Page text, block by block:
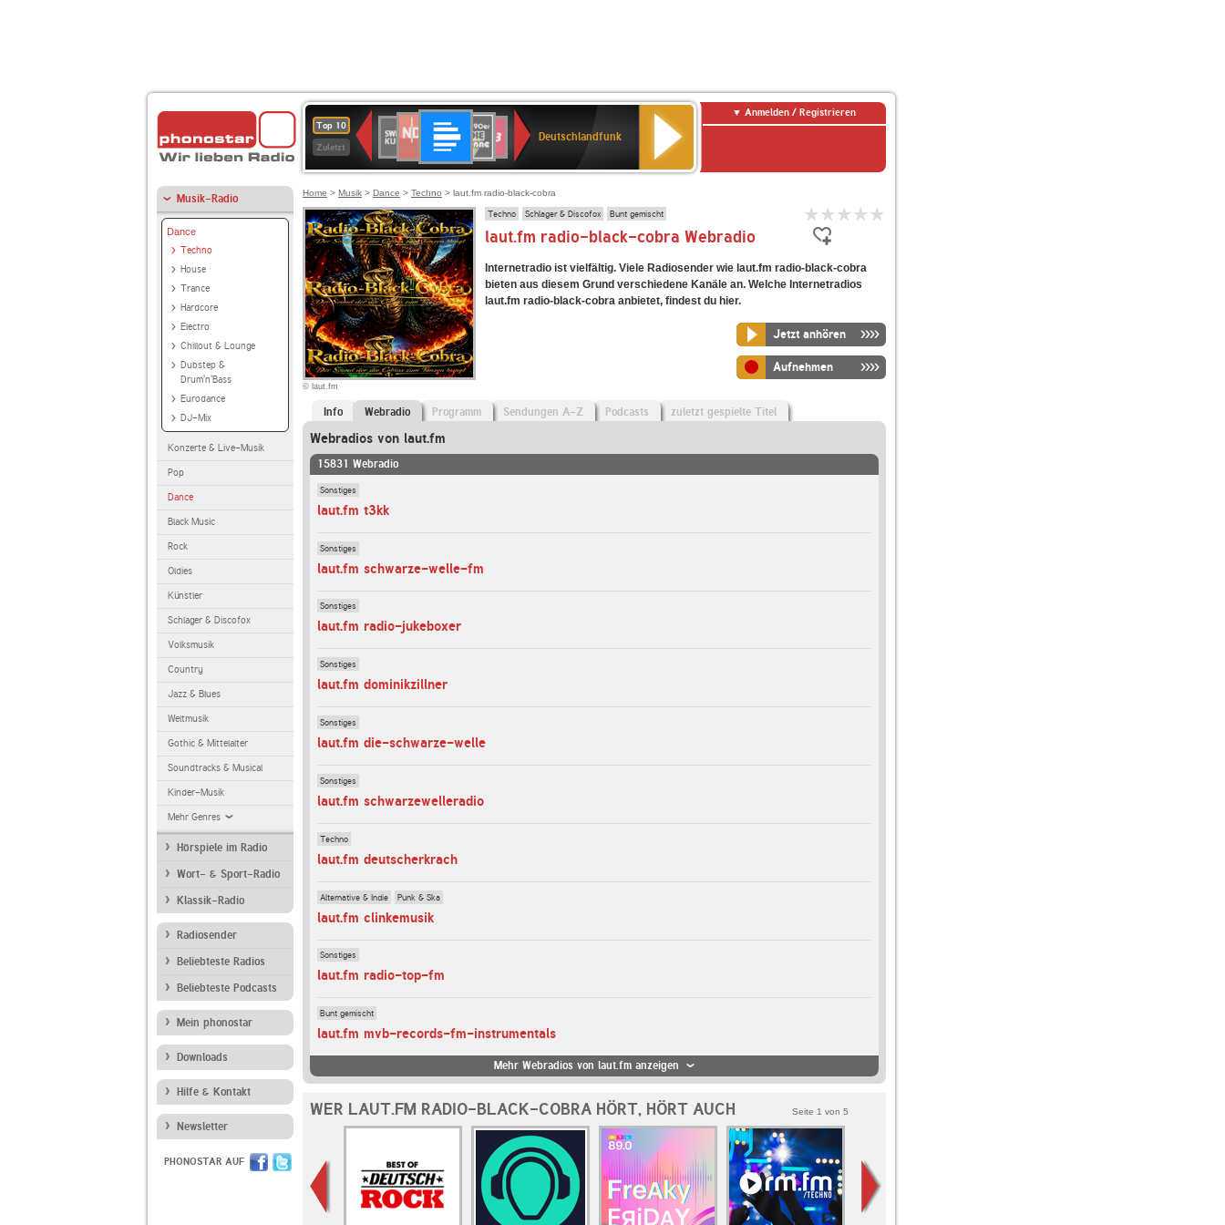
Top 10
Zuletzt
Deutschlandfunk
80er
90er
OLDIE
ANTENNE
SWR3
SWR
Kultur
2
Deutschlandfunk
Anmelden / Registrieren
Musik-Radio
Dance
Techno
House
Trance
Hardcore
Electro
Chillout & Lounge
Dubstep &
Drum'n'Bass
Eurodance
DJ-Mix
Konzerte & Live-Musik
Pop
Dance
Black Music
Rock
Oldies
Künstler
Schlager & Discofox
Volksmusik
Country
Jazz & Blues
Weltmusik
Gothic & Mittelalter
Soundtracks & Musical
Kinder-Musik
Mehr Genres
Hörspiele im Radio
Wort- & Sport-Radio
Klassik-Radio
Radiosender
Beliebteste Radios
Beliebteste Podcasts
Mein phonostar
Downloads
Hilfe & Kontakt
Newsletter
PHONOSTAR AUF
Home > Musik > Dance > Techno > laut.fm radio-black-cobra
© laut.fm
Techno Schlager & Discofox Bunt gemischt
laut.fm radio-black-cobra Webradio
Internetradio ist vielfältig. Viele Radiosender wie laut.fm radio-black-cobra
bieten aus diesem Grund verschiedene Kanäle an. Welche Internetradios
laut.fm radio-black-cobra anbietet, findest du hier.
Jetzt anhören
Aufnehmen
Info Webradio Programm Sendungen A-Z Podcasts zuletzt gespielte Titel
Webradios von laut.fm
15831 Webradio
Sonstiges
laut.fm t3kk
Sonstiges
laut.fm schwarze-welle-fm
Sonstiges
laut.fm radio-jukeboxer
Sonstiges
laut.fm dominikzillner
Sonstiges
laut.fm die-schwarze-welle
Sonstiges
laut.fm schwarzewelleradio
Techno
laut.fm deutscherkrach
Alternative & Indie Punk & Ska
laut.fm clinkemusik
Sonstiges
laut.fm radio-top-fm
Bunt gemischt
laut.fm mvb-records-fm-instrumentals
Mehr Webradios von laut.fm anzeigen
WER LAUT.FM RADIO-BLACK-COBRA HÖRT, HÖRT AUCH Seite 1 von 5